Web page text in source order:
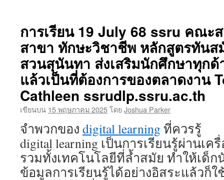
ผลิต
บุคลากร
คุณภาพ
สู่
ตลาด
งาน
ที่
ดี
สาขา
ยอด
นิยม
สวนสุนันท
หลักสูตร
ครุศาสตร์
การเรียน 19 July 68 ssru คณะ
สาขา ทักษะวิชาชีพ หลักสูตรทันส
สวนสุนันทา ส่งเสริมนักศึกษาทุกด้
แล้วเป็นที่ต้องการของตลาดงาน
Cathleen ssrudlp.ssru.ac.th
เขียนบน 15 พฤษภาคม 2025โดยJoshua Parker
จำพวกของ digital learning ที่ควรรู้
digital learning เป็นการเรียนรู้ผ่านเ
รวมทั้งเทคโนโลยีที่ล้ำสมัย ทำให้เด็ก
ข้อมูลการเรียนรู้ได้อย่างอิสระแล้วก็